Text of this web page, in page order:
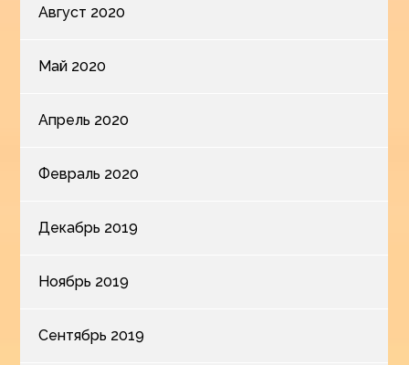
Август 2020
Май 2020
Апрель 2020
Февраль 2020
Декабрь 2019
Ноябрь 2019
Сентябрь 2019